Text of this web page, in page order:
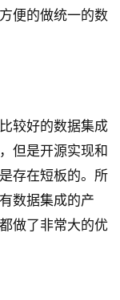
便的做统一的数
较好的数据集成
但是开源实现和
存在短板的。所
数据集成的产
做了非常大的优